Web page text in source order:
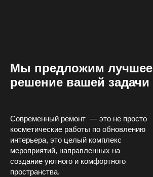
Мы предложим лучшее
решение вашей задачи
Современный ремонт — это не просто
косметические работы по обновлению
интерьера, это целый комплекс
мероприятий, направленных на
создание уютного и комфортного
пространства.
ул. Солнечная 57/2, офис 9, Краснодар
пн—пт 09:00—17:00
8 (938) 5-100-800
Потолки